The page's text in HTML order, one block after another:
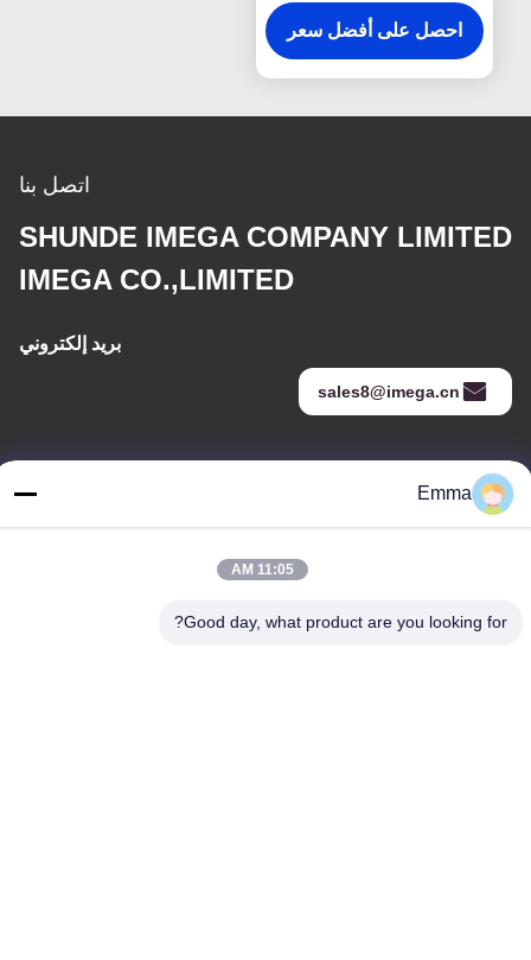
احصل على أفضل سعر
اتصل بنا
SHUNDE IMEGA COMPANY LIMITED
IMEGA CO.,LIMITED
بريد إلكتروني
sales8@imega.cn
عنوان
غرفة 1209-1210 ، مبنى Hai Jun Da B ، Guizhou Da Dao Zhong ،
تيل
Emma
11:05 AM
Good day, what product are you looking for?